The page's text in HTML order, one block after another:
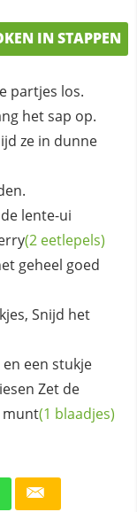
IN STAPPEN
partjes los.
het sap op.
ze in dunne
lente-ui
(2 eetlepels)
geheel goed
Snijd het
een stukje
Zet de
munt(1 blaadjes)